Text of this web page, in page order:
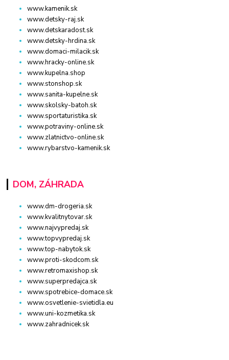
www.kamenik.sk
www.detsky-raj.sk
www.detskaradost.sk
www.detsky-hrdina.sk
www.domaci-milacik.sk
www.hracky-online.sk
www.kupelna.shop
www.stonshop.sk
www.sanita-kupelne.sk
www.skolsky-batoh.sk
www.sportaturistika.sk
www.potraviny-online.sk
www.zlatnictvo-online.sk
www.rybarstvo-kamenik.sk
DOM, ZÁHRADA
www.dm-drogeria.sk
www.kvalitnytovar.sk
www.najvypredaj.sk
www.topvypredaj.sk
www.top-nabytok.sk
www.proti-skodcom.sk
www.retromaxishop.sk
www.superpredajca.sk
www.spotrebice-domace.sk
www.osvetlenie-svietidla.eu
www.uni-kozmetika.sk
www.zahradnicek.sk